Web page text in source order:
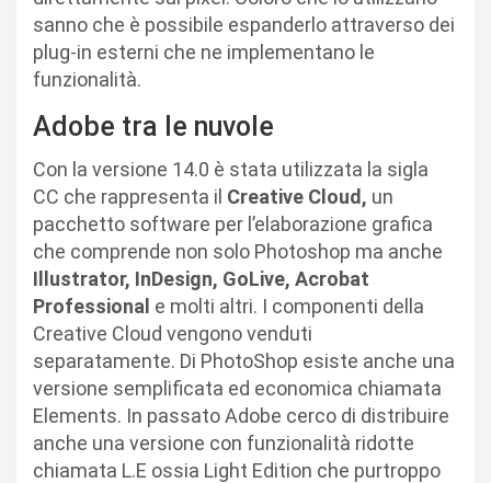
sanno che è possibile espanderlo attraverso dei
plug-in esterni che ne implementano le
funzionalità.
Adobe tra le nuvole
Con la versione 14.0 è stata utilizzata la sigla
CC che rappresenta il Creative Cloud, un
pacchetto software per l’elaborazione grafica
che comprende non solo Photoshop ma anche
Illustrator, InDesign, GoLive, Acrobat
Professional e molti altri. I componenti della
Creative Cloud vengono venduti
separatamente. Di PhotoShop esiste anche una
versione semplificata ed economica chiamata
Elements. In passato Adobe cerco di distribuire
anche una versione con funzionalità ridotte
chiamata L.E ossia Light Edition che purtroppo